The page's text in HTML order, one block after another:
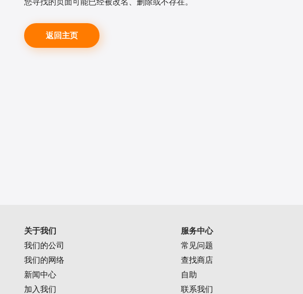
您寻找的页面可能已经被改名、删除或不存在。
返回主页
关于我们
我们的公司
我们的网络
新闻中心
加入我们
服务中心
常见问题
查找商店
自助
联系我们